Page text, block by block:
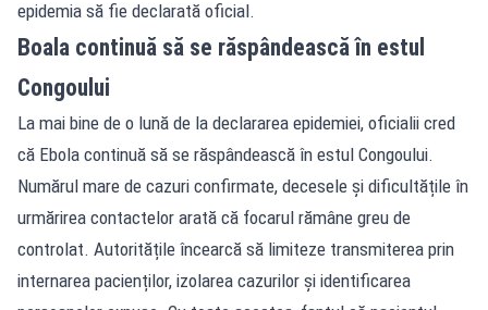
epidemia să fie declarată oficial.
Boala continuă să se răspândească în estul
Congoului
La mai bine de o lună de la declararea epidemiei, oficialii cred
că Ebola continuă să se răspândească în estul Congoului.
Numărul mare de cazuri confirmate, decesele și dificultățile în
urmărirea contactelor arată că focarul rămâne greu de
controlat. Autoritățile încearcă să limiteze transmiterea prin
internarea pacienților, izolarea cazurilor și identificarea